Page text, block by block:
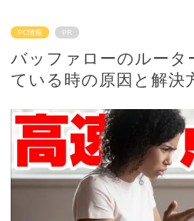
PC情報 PR
バッファローのルータ
ている時の原因と解決